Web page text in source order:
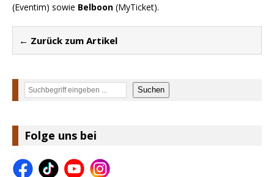
(Eventim) sowie Belboon (MyTicket).
← Zurück zum Artikel
Suchen Suchen
Folge uns bei